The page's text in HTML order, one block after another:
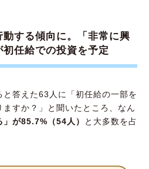
する傾向に。「非常に興
任給での投資を予定
答えた63人に「初任給の一部を
すか？」と聞いたところ、なん
」が85.7%（54人）
と大多数を占